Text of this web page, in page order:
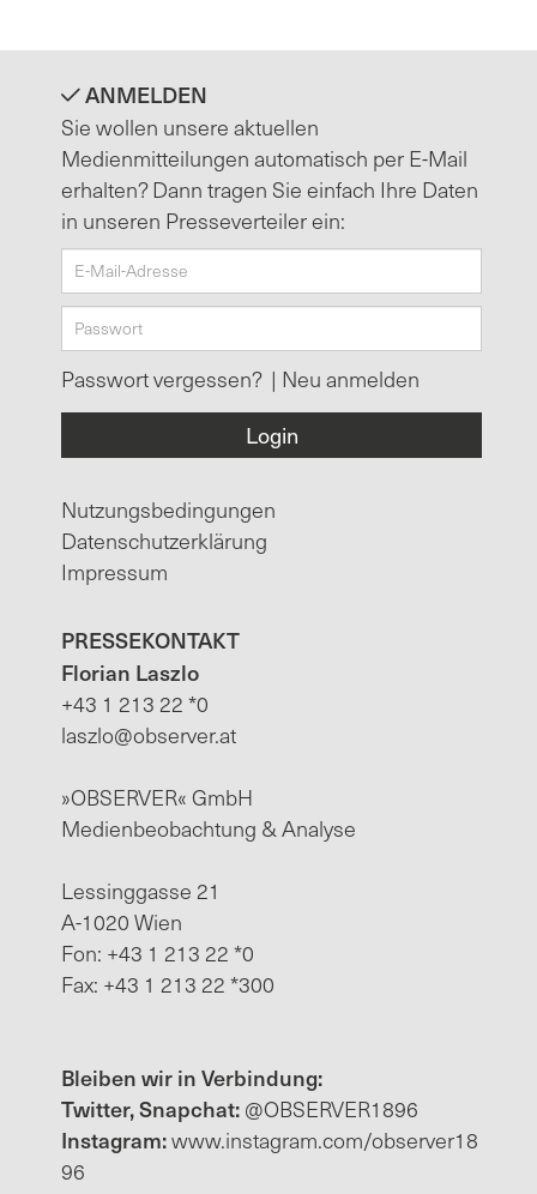
ANMELDEN
Sie wollen unsere aktuellen
Medienmitteilungen automatisch per E-Mail
erhalten? Dann tragen Sie einfach Ihre Daten
in unseren Presseverteiler ein:
Passwort vergessen? | Neu anmelden
Nutzungsbedingungen
Datenschutzerklärung
Impressum
PRESSEKONTAKT
Florian Laszlo
+43 1 213 22 *0
laszlo@observer.at
»OBSERVER« GmbH
Medienbeobachtung & Analyse
Lessinggasse 21
A-1020 Wien
Fon: +43 1 213 22 *0
Fax: +43 1 213 22 *300
Bleiben wir in Verbindung:
Twitter, Snapchat:@OBSERVER1896
Instagram:www.instagram.com/observer18
96